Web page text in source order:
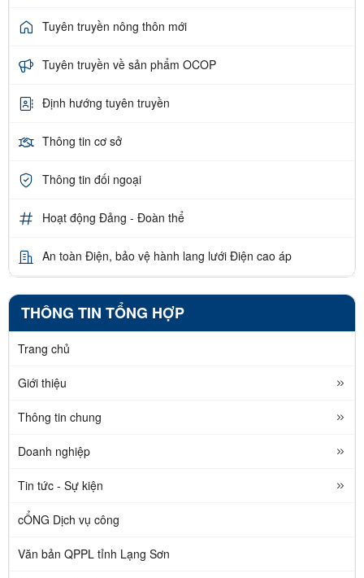
Tuyên truyền nông thôn mới
Tuyên truyền về sản phẩm OCOP
Định hướng tuyên truyền
Thông tin cơ sở
Thông tin đối ngoại
Hoạt động Đảng - Đoàn thể
An toàn Điện, bảo vệ hành lang lưới Điện cao áp
THÔNG TIN TỔNG HỢP
Trang chủ
Giới thiệu
Thông tin chung
Doanh nghiệp
Tin tức - Sự kiện
cỔNG Dịch vụ công
Văn bản QPPL tỉnh Lạng Sơn